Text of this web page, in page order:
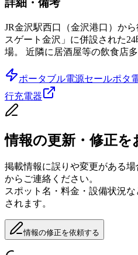
詳細・備考
JR金沢駅西口（金沢港口）か
スゲート金沢」に併設された
場。 近隣に居酒屋等の飲食店多
ポータブル電源セールポタ
行充電器
情報の更新・修正
掲載情報に誤りや変更がある
からご連絡ください。
スポット名・料金・設備状況
されます。
情報の修正を依頼する